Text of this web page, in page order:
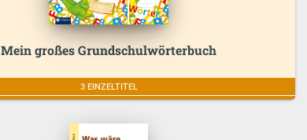
Mein großes Grundschulwörterbuch
3 EINZELTITEL